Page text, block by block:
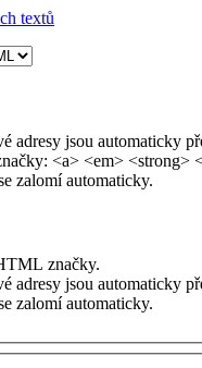
textů
adresy jsou automaticky
<a> <em>
zalomí automaticky.
značky.
adresy jsou automaticky
zalomí automaticky.